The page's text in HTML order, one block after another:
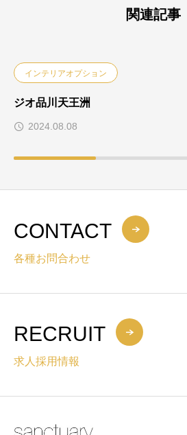
関連記事
インテリアオプション
ジオ品川天王洲
2024.08.08
CONTACT
各種お問合わせ
RECRUIT
求人採用情報